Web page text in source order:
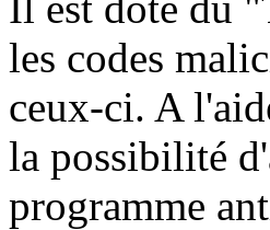
les codes
ceux-ci. A
la possibilité
programme